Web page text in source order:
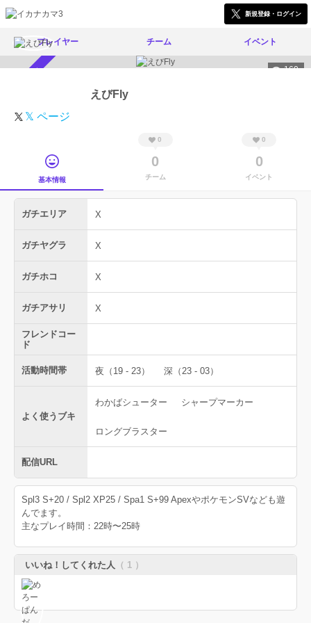
新規登録・ログイン
プレイヤー チーム イベント
160
えびFly
𝕏 ページ
基本情報
0
0
チーム
0
0
イベント
ガチエリア X
ガチヤグラ X
ガチホコ X
ガチアサリ X
フレンドコー
ド
活動時間帯 夜（19 - 23） 深（23 - 03）
よく使うブキ
わかばシューター シャープマーカー
ロングブラスター
配信URL
Spl3 S+20 / Spl2 XP25 / Spa1 S+99 ApexやポケモンSVなども遊
んでます。
主なプレイ時間：22時〜25時
いいね！してくれた人 （ 1 ）